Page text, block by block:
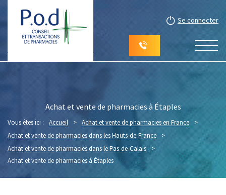
Se connecter
Achat et vente de pharmacies à Étaples
Vous êtes ici : Accueil > Achat et vente de pharmacies en France
>
Achat et vente de pharmacies dans les Hauts-de-France >
Achat et vente de pharmacies dans le Pas-de-Calais
>
Achat et vente de pharmacies à Étaples